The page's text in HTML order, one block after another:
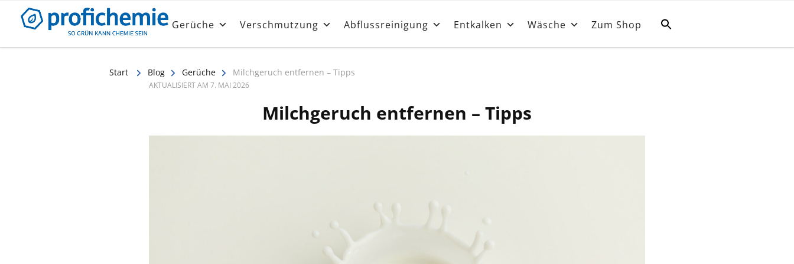
Informationen rund um Gerüche, Problemlöser und Hautschutz
Gerüche Verschmutzung Abflussreinigung Entkalken Wäsche Zum Shop
Start Blog Gerüche Milchgeruch entfernen – Tipps
AKTUALISIERT AM 7. MAI 2026
Milchgeruch entfernen – Tipps